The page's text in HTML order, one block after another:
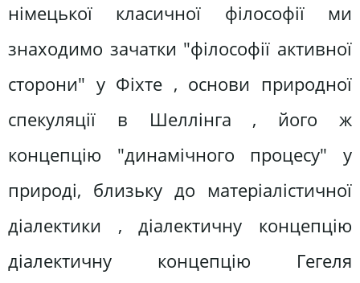
німецької класичної філософії ми
знаходимо зачатки "філософії активної
сторони" у Фіхте , основи природної
спекуляції в Шеллінга , його ж
концепцію "динамічного процесу" у
природі, близьку до матеріалістичної
діалектики , діалектичну концепцію
діалектичну концепцію Гегеля